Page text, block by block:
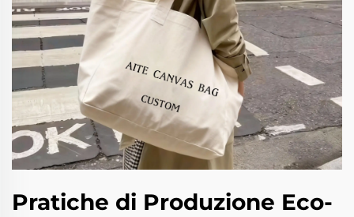
Pratiche di Produzione Eco-